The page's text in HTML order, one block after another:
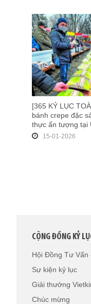
[365 KỶ LỤC
bánh crepe đặc
thực ấn tượng tại
15-01-2026
CỘNG ĐỒNG KỶ
Hội Đồng Tư Vấn
Sự kiện kỷ lục
Giải thưởng
Chúc mừng